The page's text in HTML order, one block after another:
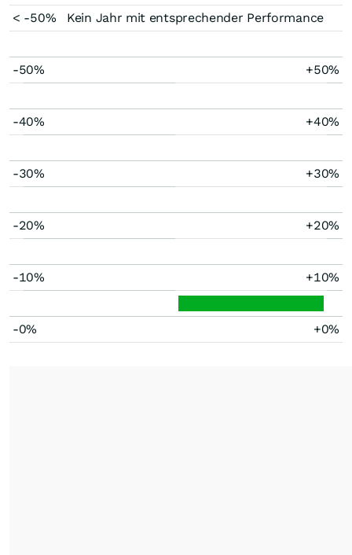
< -50%
Kein Jahr mit entsprechender Performance
-50% +50%
-40% +40%
-30% +30%
-20% +20%
-10% +10%
-0% +0%